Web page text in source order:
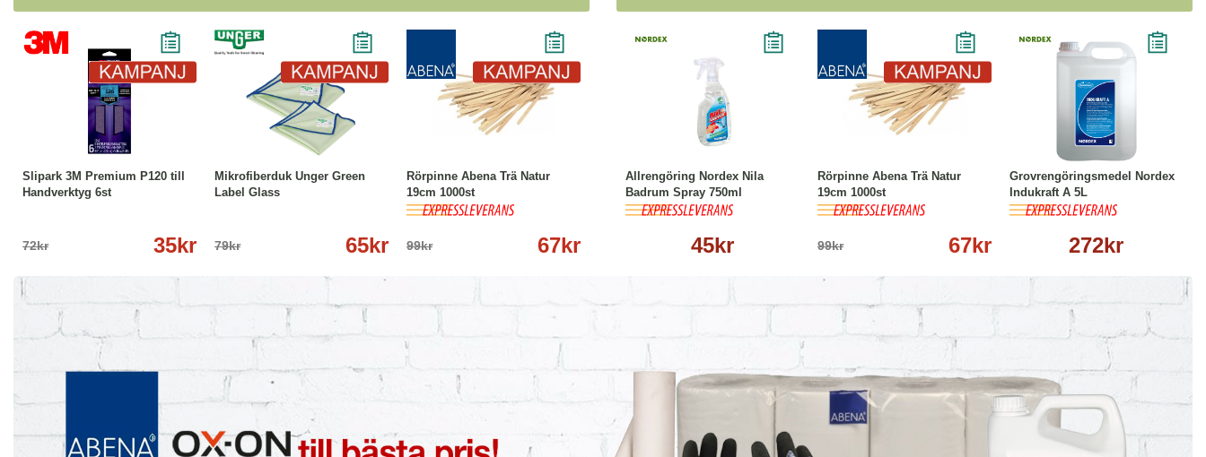
Slipark 3M Premium P120 till
Handverktyg 6st
72kr 35kr
Köp
Mikrofiberduk Unger Green
Label Glass
79kr 65kr
Läs mer
Rörpinne Abena Trä Natur
19cm 1000st
99kr 67kr
Köp
Allrengöring Nordex Nila
Badrum Spray 750ml
45kr
Rörpinne Abena Trä Natur
19cm 1000st
99kr 67kr
Köp
Grovrengöringsmedel Nordex
Indukraft A 5L
272kr